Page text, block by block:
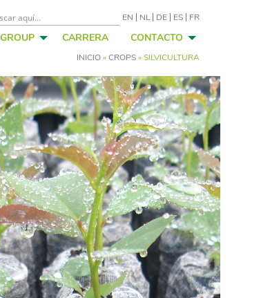
EN NL DE ES FR
CARRERA CONTACTO
INICIO»CROPS»SILVICULTURA